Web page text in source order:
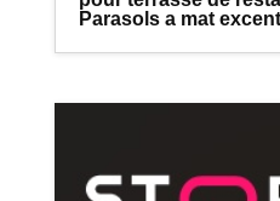
Parasols a mat